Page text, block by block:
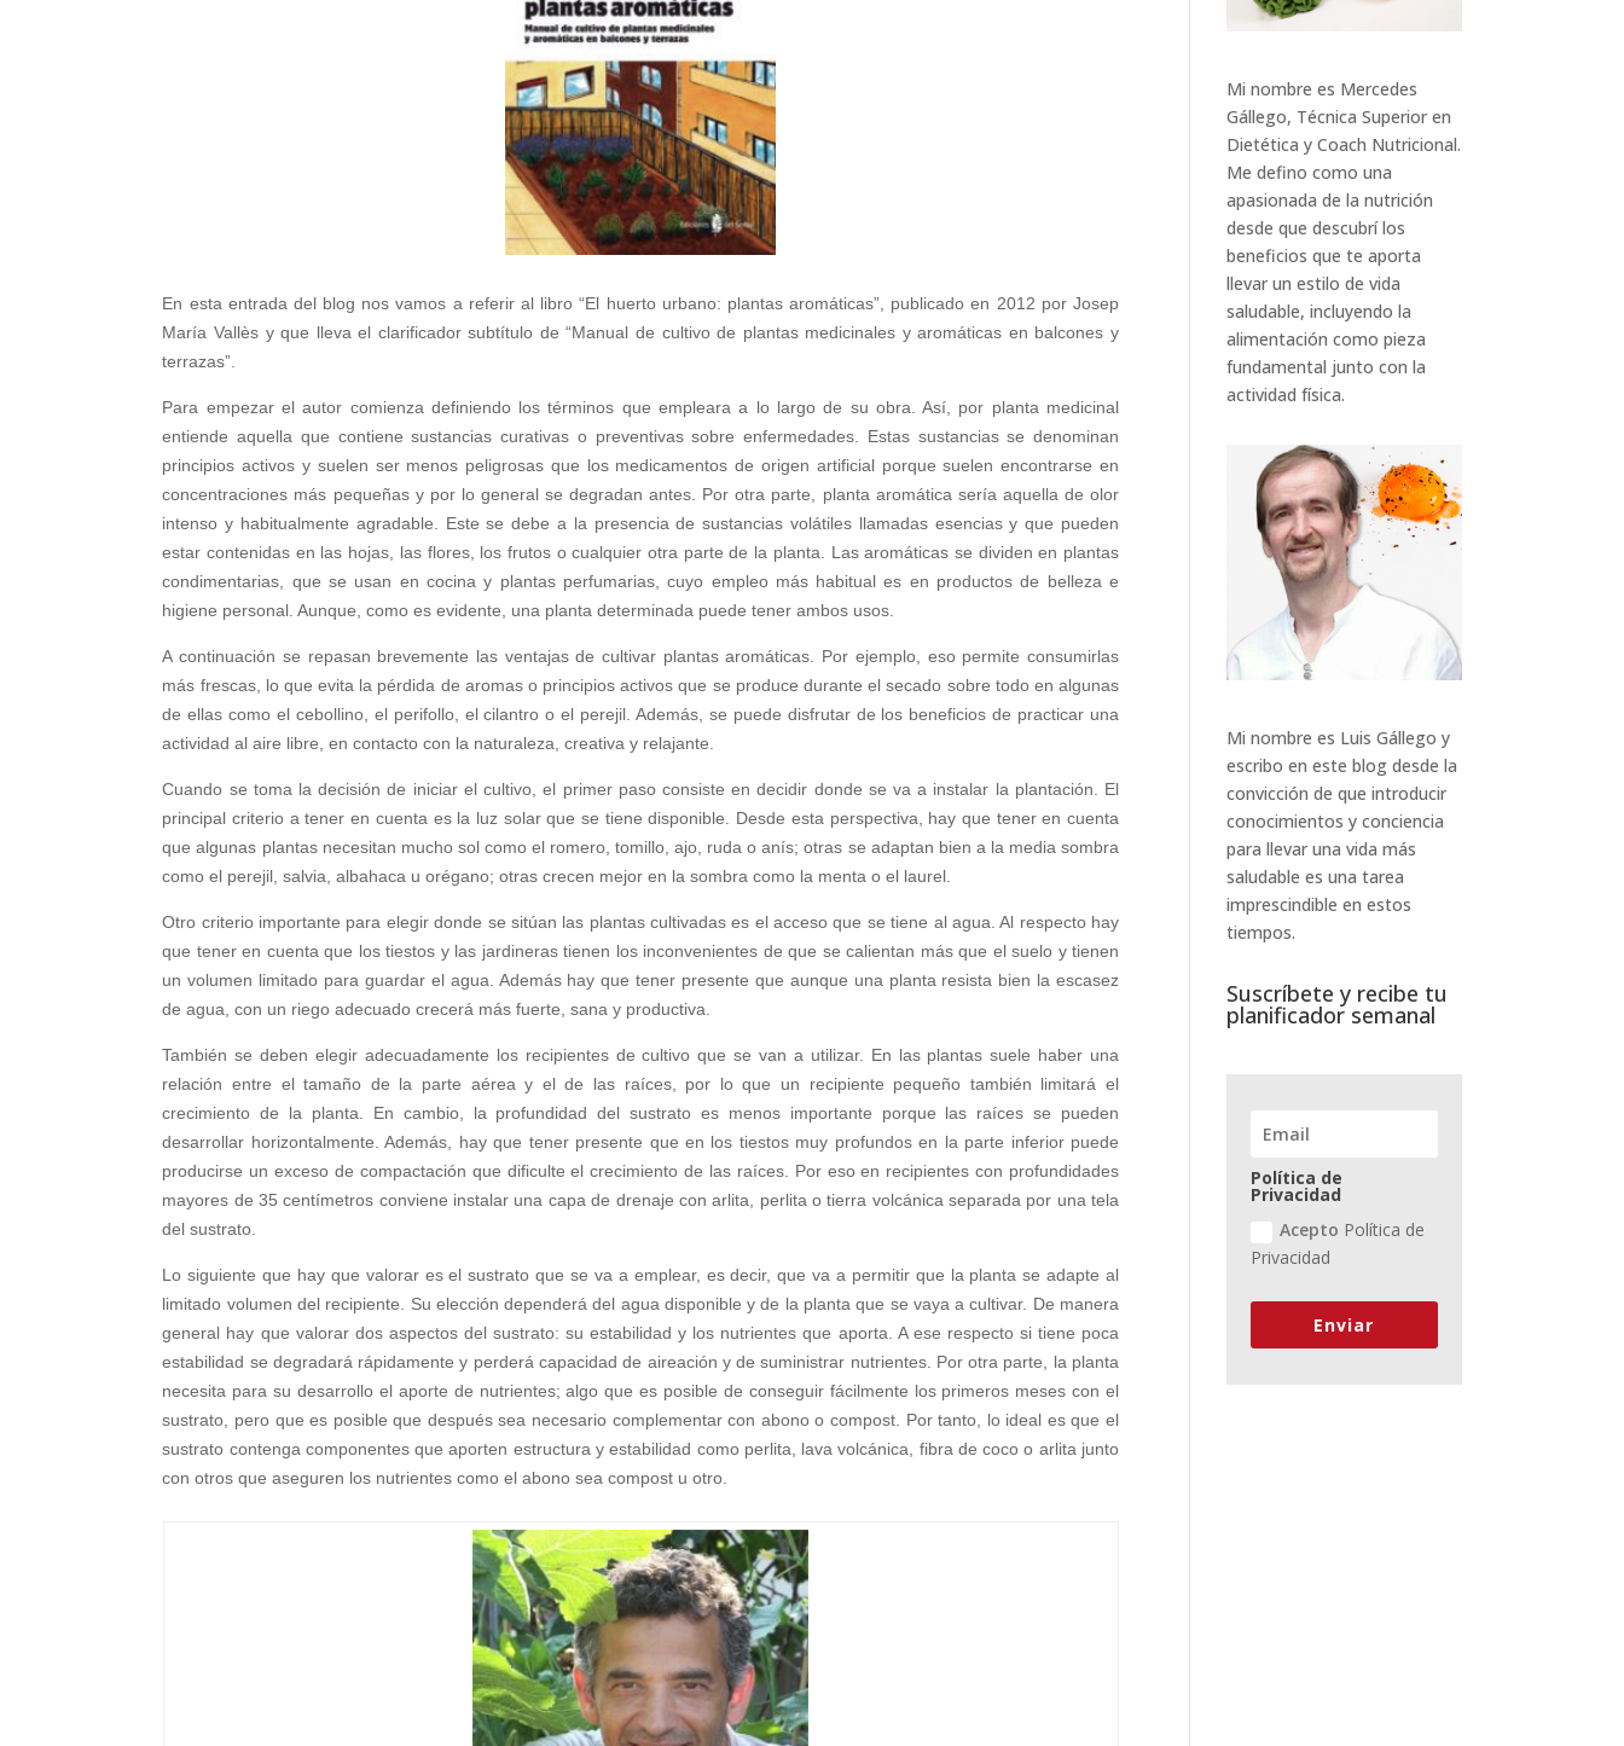
En esta entrada del blog nos vamos a referir al libro “El huerto urbano: plantas aromáticas”, publicado en 2012 por Josep
María Vallès y que lleva el clarificador subtítulo de “Manual de cultivo de plantas medicinales y aromáticas en balcones y
terrazas”.
Para empezar el autor comienza definiendo los términos que empleara a lo largo de su obra. Así, por planta medicinal
entiende aquella que contiene sustancias curativas o preventivas sobre enfermedades. Estas sustancias se denominan
principios activos y suelen ser menos peligrosas que los medicamentos de origen artificial porque suelen encontrarse en
concentraciones más pequeñas y por lo general se degradan antes. Por otra parte, planta aromática sería aquella de olor
intenso y habitualmente agradable. Este se debe a la presencia de sustancias volátiles llamadas esencias y que pueden
estar contenidas en las hojas, las flores, los frutos o cualquier otra parte de la planta. Las aromáticas se dividen en plantas
condimentarias, que se usan en cocina y plantas perfumarias, cuyo empleo más habitual es en productos de belleza e
higiene personal. Aunque, como es evidente, una planta determinada puede tener ambos usos.
A continuación se repasan brevemente las ventajas de cultivar plantas aromáticas. Por ejemplo, eso permite consumirlas
más frescas, lo que evita la pérdida de aromas o principios activos que se produce durante el secado sobre todo en algunas
de ellas como el cebollino, el perifollo, el cilantro o el perejil. Además, se puede disfrutar de los beneficios de practicar una
actividad al aire libre, en contacto con la naturaleza, creativa y relajante.
Cuando se toma la decisión de iniciar el cultivo, el primer paso consiste en decidir donde se va a instalar la plantación. El
principal criterio a tener en cuenta es la luz solar que se tiene disponible. Desde esta perspectiva, hay que tener en cuenta
que algunas plantas necesitan mucho sol como el romero, tomillo, ajo, ruda o anís; otras se adaptan bien a la media sombra
como el perejil, salvia, albahaca u orégano; otras crecen mejor en la sombra como la menta o el laurel.
Otro criterio importante para elegir donde se sitúan las plantas cultivadas es el acceso que se tiene al agua. Al respecto hay
que tener en cuenta que los tiestos y las jardineras tienen los inconvenientes de que se calientan más que el suelo y tienen
un volumen limitado para guardar el agua. Además hay que tener presente que aunque una planta resista bien la escasez
de agua, con un riego adecuado crecerá más fuerte, sana y productiva.
También se deben elegir adecuadamente los recipientes de cultivo que se van a utilizar. En las plantas suele haber una
relación entre el tamaño de la parte aérea y el de las raíces, por lo que un recipiente pequeño también limitará el
crecimiento de la planta. En cambio, la profundidad del sustrato es menos importante porque las raíces se pueden
desarrollar horizontalmente. Además, hay que tener presente que en los tiestos muy profundos en la parte inferior puede
producirse un exceso de compactación que dificulte el crecimiento de las raíces. Por eso en recipientes con profundidades
mayores de 35 centímetros conviene instalar una capa de drenaje con arlita, perlita o tierra volcánica separada por una tela
del sustrato.
Lo siguiente que hay que valorar es el sustrato que se va a emplear, es decir, que va a permitir que la planta se adapte al
limitado volumen del recipiente. Su elección dependerá del agua disponible y de la planta que se vaya a cultivar. De manera
general hay que valorar dos aspectos del sustrato: su estabilidad y los nutrientes que aporta. A ese respecto si tiene poca
estabilidad se degradará rápidamente y perderá capacidad de aireación y de suministrar nutrientes. Por otra parte, la planta
necesita para su desarrollo el aporte de nutrientes; algo que es posible de conseguir fácilmente los primeros meses con el
sustrato, pero que es posible que después sea necesario complementar con abono o compost. Por tanto, lo ideal es que el
sustrato contenga componentes que aporten estructura y estabilidad como perlita, lava volcánica, fibra de coco o arlita junto
con otros que aseguren los nutrientes como el abono sea compost u otro.
Mi nombre es Mercedes
Gállego, Técnica Superior en
Dietética y Coach Nutricional.
Me defino como una
apasionada de la nutrición
desde que descubrí los
beneficios que te aporta
llevar un estilo de vida
saludable, incluyendo la
alimentación como pieza
fundamental junto con la
actividad física.
Mi nombre es Luis Gállego y
escribo en este blog desde la
convicción de que introducir
conocimientos y conciencia
para llevar una vida más
saludable es una tarea
imprescindible en estos
tiempos.
Suscríbete y recibe tu
planificador semanal
Política de
Privacidad
Acepto Política de
Privacidad
Enviar